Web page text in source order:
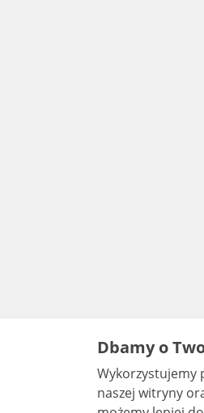
Dbamy o
Wykorzystujemy
naszej witryny oraz